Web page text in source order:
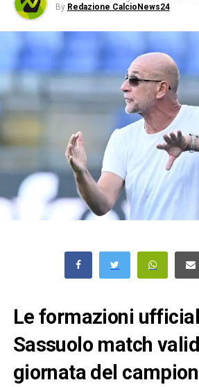
By Redazione CalcioNews24
Le formazioni
Sassuolo match
giornata del